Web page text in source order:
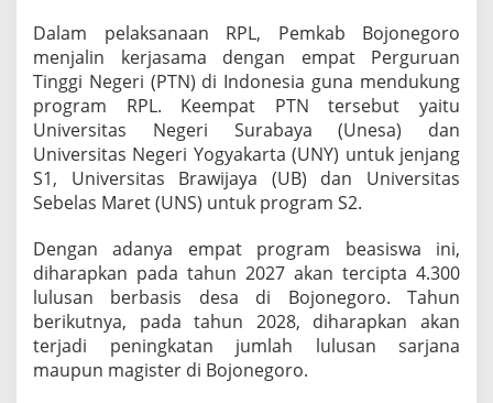
Dalam pelaksanaan RPL, Pemkab Bojonegoro
menjalin kerjasama dengan empat Perguruan
Tinggi Negeri (PTN) di Indonesia guna mendukung
program RPL. Keempat PTN tersebut yaitu
Universitas Negeri Surabaya (Unesa) dan
Universitas Negeri Yogyakarta (UNY) untuk jenjang
S1, Universitas Brawijaya (UB) dan Universitas
Sebelas Maret (UNS) untuk program S2.
Dengan adanya empat program beasiswa ini,
diharapkan pada tahun 2027 akan tercipta 4.300
lulusan berbasis desa di Bojonegoro. Tahun
berikutnya, pada tahun 2028, diharapkan akan
terjadi peningkatan jumlah lulusan sarjana
maupun magister di Bojonegoro.